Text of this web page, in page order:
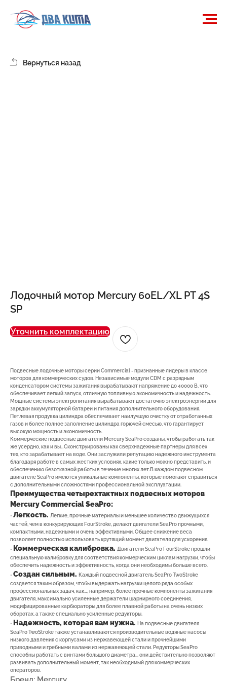
Лодочный мотор Mercury 60EL/XL PT 4S
SP
Уточнить комплектацию
Подвесные лодочные моторы серии Commercial - признанные лидеры в классе
моторов для коммерческих судов. Независимые модули CDM с разрядным
конденсатором системы зажигания вырабатывают напряжение до 40000 В, что
обеспечивает легкий запуск, отличную топливную экономичность и надежность.
Мощные системы электропитания вырабатывают достаточно электроэнергии для
зарядки аккумуляторной батареи и питания дополнительного оборудования.
Петлевая продувка цилиндра обеспечивает наилучшую очистку от отработанных
газов и более полное заполнение цилиндра горючей смесью, что гарантирует
высокую мощность и экономичность.
Коммерческие подвесные двигатели Mercury SeaPro созданы, чтобы работать так
же усердно, как и вы…Сконструированы как сверхнадежные партнеры для всех
тех, кто зарабатывает на воде. Они заслужили репутацию надежного инструмента
благодаря работе в самых жестких условиях, какие только можно представить, и
обеспечению безотказной работы в течение многих лет.В каждом подвесном
двигателе SeaPro имеются уникальные компоненты, которые помогают справиться
с дополнительными сложностями профессиональной эксплуатации.
Преимущества четырехтактных подвесных моторов
Mercury Commercial SeaPro:
• Легкость. Легкие, прочные материалы и меньшее количество движущихся
частей, чем в конкурирующих FourStroke, делают двигатели SeaPro прочными,
компактными, надежными и очень эффективными. Общее снижение веса
позволяет полностью использовать крутящий момент двигателя для ускорения.
• Коммерческая калибровка. Двигатели SeaPro FourStroke прошли
специальную калибровку для соответствия коммерческим циклам нагрузки, чтобы
обеспечить надежность и эффективность, когда они необходимы больше всего.
• Создан сильным. Каждый подвесной двигатель SeaPro TwoStroke
создается таким образом, чтобы выдержать нагрузки целого ряда особых
профессиональных задач, как…, например, более прочные компоненты зажигания
двигателя, максимально усиленные держатели шарнирного соединения,
модифицированные карбюраторы для более плавной работы на очень низких
оборотах, а также специально усиленные редукторы.
• Надежность, которая вам нужна. На подвесные двигателя
SeaPro TwoStroke также устанавливаются производительные водяные насосы
низкого давления с корпусами из нержавеющей стали и прочнейшими
приводными и гребными валами из нержавеющей стали. Редукторы SeaPro
способны работать с винтами большого диаметра... они действительно позволяют
развивать дополнительный момент, так необходимый для коммерческих
операторов.
ПОКУПАТЕЛЯМ
О компании
7(8512)20-10-17
Адрес:г. Астрахань, ул.
Адмирала Нахимова 80 "в"